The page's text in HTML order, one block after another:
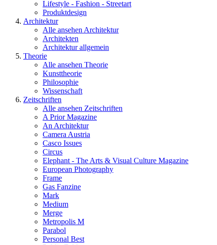
Lifestyle - Fashion - Streetart
Produktdesign
Architektur
Alle ansehen Architektur
Architekten
Architektur allgemein
Theorie
Alle ansehen Theorie
Kunsttheorie
Philosophie
Wissenschaft
Zeitschriften
Alle ansehen Zeitschriften
A Prior Magazine
An Architektur
Camera Austria
Casco Issues
Circus
Elephant - The Arts & Visual Culture Magazine
European Photography
Frame
Gas Fanzine
Mark
Medium
Merge
Metropolis M
Parabol
Personal Best